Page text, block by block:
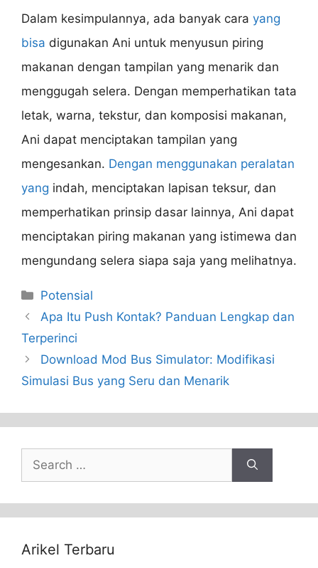
Dalam kesimpulannya, ada banyak cara yang
bisa digunakan Ani untuk menyusun piring
makanan dengan tampilan yang menarik dan
menggugah selera. Dengan memperhatikan tata
letak, warna, tekstur, dan komposisi makanan,
Ani dapat menciptakan tampilan yang
mengesankan. Dengan menggunakan peralatan
yang indah, menciptakan lapisan teksur, dan
memperhatikan prinsip dasar lainnya, Ani dapat
menciptakan piring makanan yang istimewa dan
mengundang selera siapa saja yang melihatnya.
Categories
Potensial
Apa Itu Push Kontak? Panduan Lengkap dan
Terperinci
Download Mod Bus Simulator: Modifikasi
Simulasi Bus yang Seru dan Menarik
Search
for:
Arikel Terbaru